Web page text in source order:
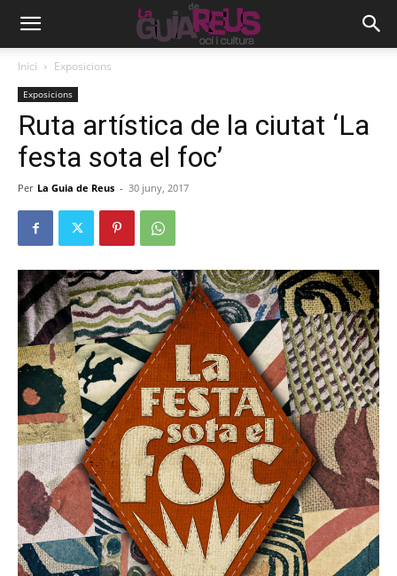
Inici Exposicions
Exposicions
Ruta artística de la ciutat ‘La
festa sota el foc’
Per La Guia de Reus - 30 juny, 2017